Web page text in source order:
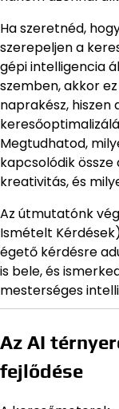
Ha szeretnéd,
szerepeljen a
gépi intelligencia
szemben, akkor
naprakész, hiszen
Megtudhatod,
kapcsolódik
kreativitás, és
Az útmutatónk
Ismételt
égető kérdésre
is bele, és
mesterséges
Az AI
fejlődése